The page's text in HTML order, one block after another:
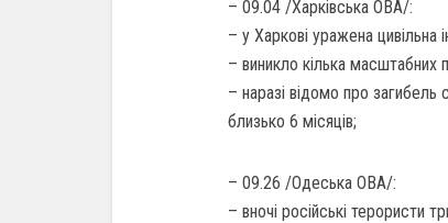
– 09.04 /Харківська ОВА/:
– у Харкові уражена цивільна
– виникло кілька масштабних
– наразі відомо про
близько 6 місяців;
– 09.26 /Одеська ОВА/:
– вночі російські терористи